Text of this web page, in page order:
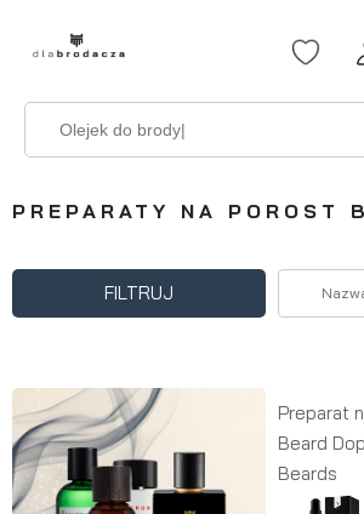
PREPARATY NA POROST
FILTRUJ
Preparat
Beard
Beards